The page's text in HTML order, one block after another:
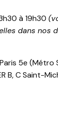
à 19h30
dans nos
5e (Métro
B, C Saint-